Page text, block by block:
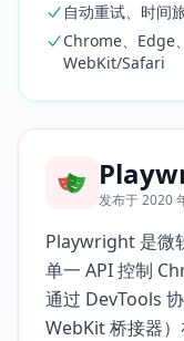
自动重试、时间
Chrome、Edge
WebKit/Safari
发布于 2020
Playwright 是微
单一 API 控制
通过 DevTools
WebKit 桥接器）